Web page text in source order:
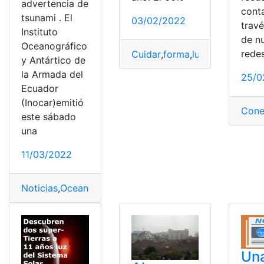
advertencia de
tsunami . El
Instituto
Oceanográfico
y Antártico de
la Armada del
Ecuador
(Inocar)emitió
este sábado
una
11/03/2022
Noticias,Oceanográfico
03/02/2022
Cuidar,forma,lubricantes
de
25/